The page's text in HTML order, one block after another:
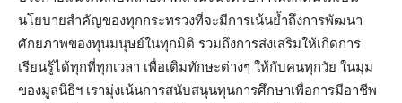
นโยบายสำคัญของทุกกระทรวงที่จะมีการเน้นย้ำถึงการพัฒนา
ศักยภาพของทุนมนุษย์ในทุกมิติ รวมถึงการส่งเสริมให้เกิดการ
เรียนรู้ได้ทุกที่ทุกเวลา เพื่อเติมทักษะต่างๆ ให้กับคนทุกวัย ในมุม
ของมูลนิธิฯ เรามุ่งเน้นการสนับสนุนทุนการศึกษาเพื่อการมีอาชีพ